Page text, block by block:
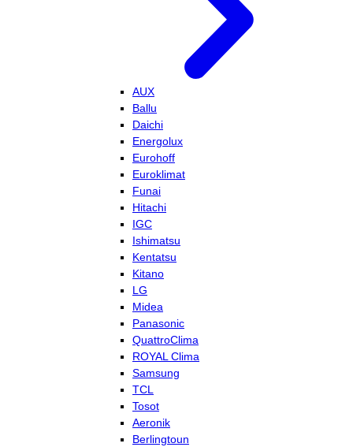
AUX
Ballu
Daichi
Energolux
Eurohoff
Euroklimat
Funai
Hitachi
IGC
Ishimatsu
Kentatsu
Kitano
LG
Midea
Panasonic
QuattroClima
ROYAL Clima
Samsung
TCL
Tosot
Aeronik
Berlingtoun